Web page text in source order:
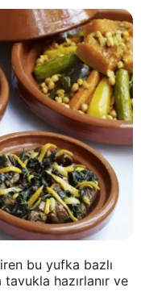
bu yufka bazlı
hazırlanır ve